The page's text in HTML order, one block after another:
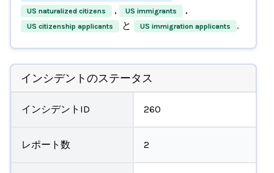
US naturalized citizens , US immigrants ,
US citizenship applicants と US immigration applicants .
インシデントのステータス
インシデントID 260
レポート数 2